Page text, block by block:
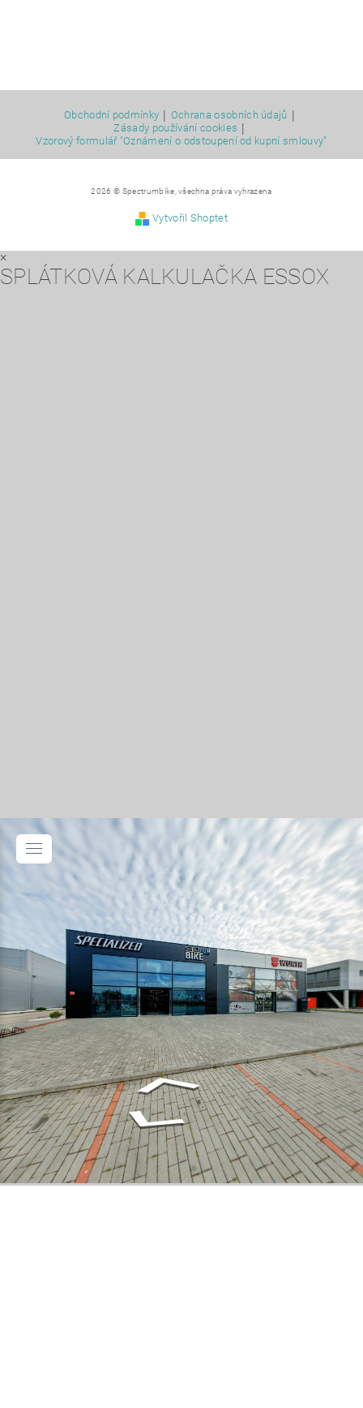
Obchodní podmínky | Ochrana osobních údajů |
Zásady používání cookies |
Vzorový formulář "Oznámení o odstoupení od kupní smlouvy"
2026 © Spectrumbike, všechna práva vyhrazena
Vytvořil Shoptet
×
SPLÁTKOVÁ KALKULAČKA ESSOX